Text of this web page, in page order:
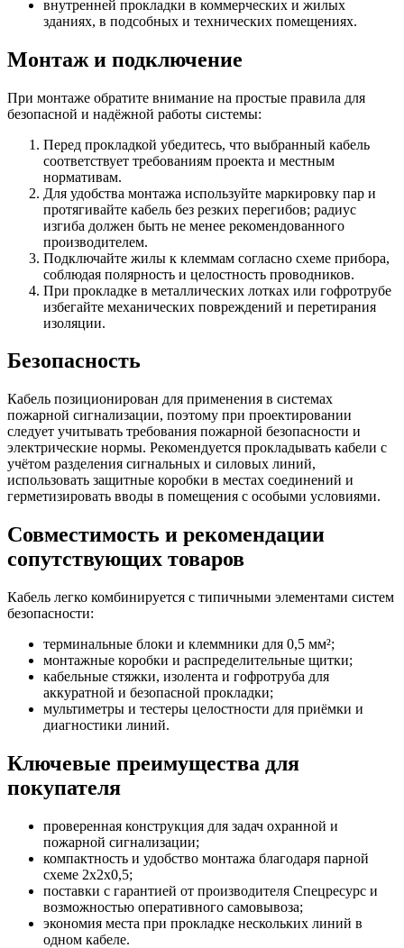
внутренней прокладки в коммерческих и жилых
зданиях, в подсобных и технических помещениях.
Монтаж и подключение
При монтаже обратите внимание на простые правила для
безопасной и надёжной работы системы:
Перед прокладкой убедитесь, что выбранный кабель
соответствует требованиям проекта и местным
нормативам.
Для удобства монтажа используйте маркировку пар и
протягивайте кабель без резких перегибов; радиус
изгиба должен быть не менее рекомендованного
производителем.
Подключайте жилы к клеммам согласно схеме прибора,
соблюдая полярность и целостность проводников.
При прокладке в металлических лотках или гофротрубе
избегайте механических повреждений и перетирания
изоляции.
Безопасность
Кабель позиционирован для применения в системах
пожарной сигнализации, поэтому при проектировании
следует учитывать требования пожарной безопасности и
электрические нормы. Рекомендуется прокладывать кабели с
учётом разделения сигнальных и силовых линий,
использовать защитные коробки в местах соединений и
герметизировать вводы в помещения с особыми условиями.
Совместимость и рекомендации
сопутствующих товаров
Кабель легко комбинируется с типичными элементами систем
безопасности:
терминальные блоки и клеммники для 0,5 мм²;
монтажные коробки и распределительные щитки;
кабельные стяжки, изолента и гофротруба для
аккуратной и безопасной прокладки;
мультиметры и тестеры целостности для приёмки и
диагностики линий.
Ключевые преимущества для
покупателя
проверенная конструкция для задач охранной и
пожарной сигнализации;
компактность и удобство монтажа благодаря парной
схеме 2x2x0,5;
поставки с гарантией от производителя Спецресурс и
возможностью оперативного самовывоза;
экономия места при прокладке нескольких линий в
одном кабеле.